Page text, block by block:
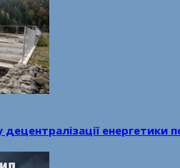
децентралізації енергетики